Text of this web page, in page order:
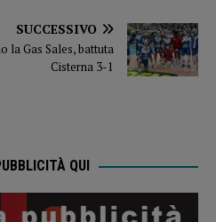
SUCCESSIVO
la Gas Sales, battuta
Cisterna 3-1
QUI